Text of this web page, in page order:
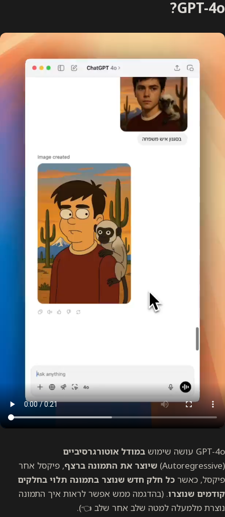
GPT-4o?
GPT-4o עושה שימוש
במודל אוטורגרסיביים
(Autoregressive)
שיוצר את התמונה ברצף, פיקסל אחר
פיקסל, כאשר כל חלק חדש שנוצר בתמונה תלוי בחלקים
קודמים שנוצרו. (בהדגמה ממש אפשר לראות איך התמונה
נוצרת מלמעלה למטה שלב אחר שלב 👈).